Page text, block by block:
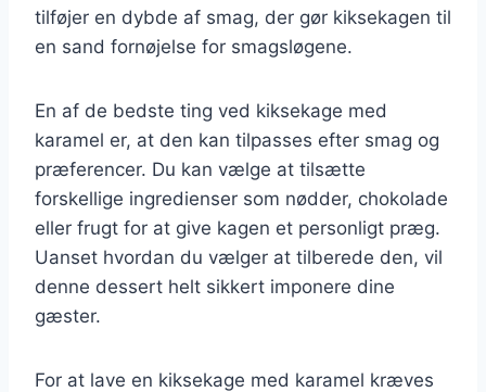
tilføjer en dybde af smag, der gør kiksekagen til
en sand fornøjelse for smagsløgene.
En af de bedste ting ved kiksekage med
karamel er, at den kan tilpasses efter smag og
præferencer. Du kan vælge at tilsætte
forskellige ingredienser som nødder, chokolade
eller frugt for at give kagen et personligt præg.
Uanset hvordan du vælger at tilberede den, vil
denne dessert helt sikkert imponere dine
gæster.
For at lave en kiksekage med karamel kræves